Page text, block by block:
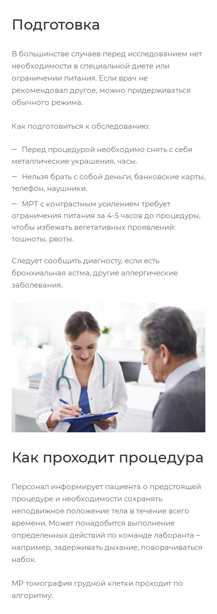
Подготовка
В большинстве случаев перед исследованием нет
необходимости в специальной диете или
ограничении питания. Если врач не
рекомендовал другое, можно придерживаться
обычного режима.
Как подготовиться к обследованию:
Перед процедурой необходимо снять с себя
металлические украшения, часы.
Нельзя брать с собой деньги, банковские карты,
телефон, наушники.
МРТ с контрастным усилением требует
ограничения питания за 4-5 часов до процедуры,
чтобы избежать вегетативных проявлений:
тошноты, рвоты.
Следует сообщить диагносту, если есть
бронхиальная астма, другие аллергические
заболевания.
Как проходит процедура
Персонал информирует пациента о предстоящей
процедуре и необходимости сохранять
неподвижное положение тела в течение всего
времени. Может понадобится выполнение
определенных действий по команде лаборанта –
например, задерживать дыхание, поворачиваться
набок.
МР томография грудной клетки проходит по
алгоритму: